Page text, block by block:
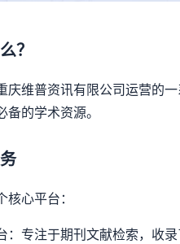
？
庆维普资讯有限公司运营的
的学术资源。
心平台：
：专注于期刊文献检索，收录